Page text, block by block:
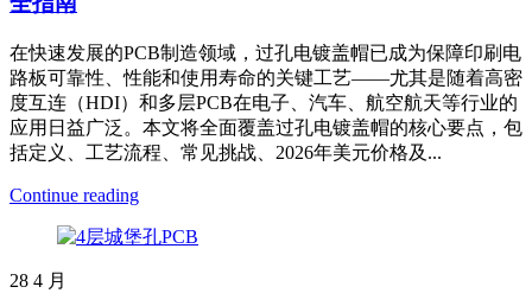
在快速发展的PCB制造领域，过孔电镀盖帽已成为保障印刷电
路板可靠性、性能和使用寿命的关键工艺——尤其是随着高密
度互连（HDI）和多层PCB在电子、汽车、航空航天等行业的
应用日益广泛。本文将全面覆盖过孔电镀盖帽的核心要点，包
括定义、工艺流程、常见挑战、2026年美元价格及...
Continue reading
28 4 月